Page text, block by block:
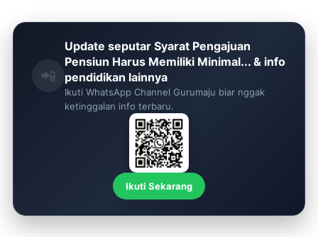
📲
Update seputar Syarat Pengajuan
Pensiun Harus Memiliki Minimal... & info
pendidikan lainnya
Ikuti WhatsApp Channel Gurumaju biar nggak
ketinggalan info terbaru.
Ikuti Sekarang